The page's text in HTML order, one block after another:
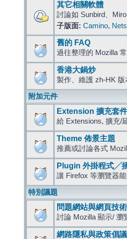
其它相關軟體
討論如 Sunbird、
子版面: Camino,
舊的 FAQ
過往整理的 Mozilla
香港大鍋炒
製作、維護 zh-HK 版
附加元件
Extension 擴充套件
給 Extensions, 擴充/
Theme 佈景主題
推薦或討論各式
Plugin 外掛程式╱
讓 Firefox 等瀏覽器
特別議題
問題網站與網頁技
討論 Mozilla 顯示/ 瀏
網路隱私與政策倡議